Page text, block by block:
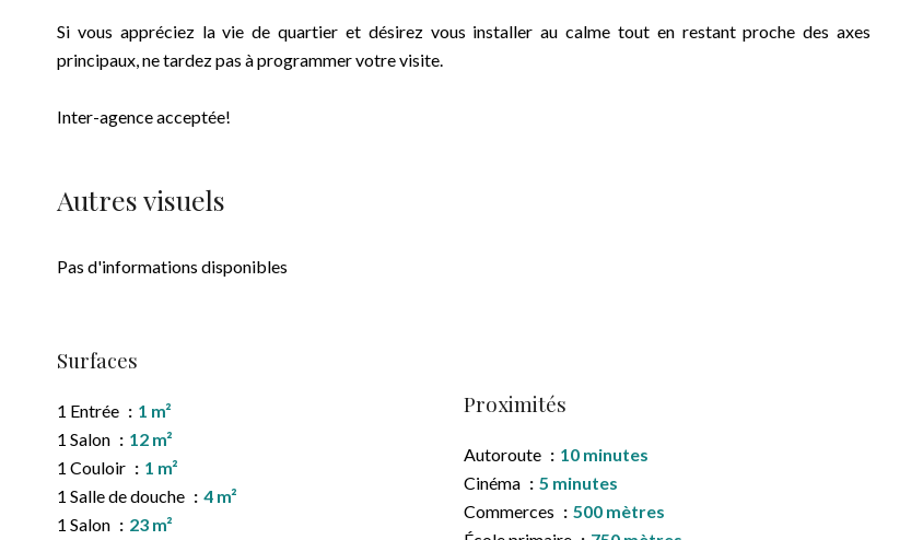
Si vous appréciez la vie de quartier et désirez vous installer au calme tout en restant proche des axes
principaux, ne tardez pas à programmer votre visite.
Inter-agence acceptée!
Autres visuels
Pas d'informations disponibles
Surfaces
1 Entrée
1 m²
1 Salon
12 m²
1 Couloir
1 m²
1 Salle de douche
4 m²
1 Salon
23 m²
Proximités
Autoroute
10 minutes
Cinéma
5 minutes
Commerces
500 mètres